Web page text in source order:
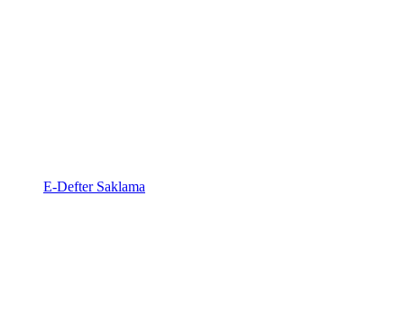
E-Defter Saklama